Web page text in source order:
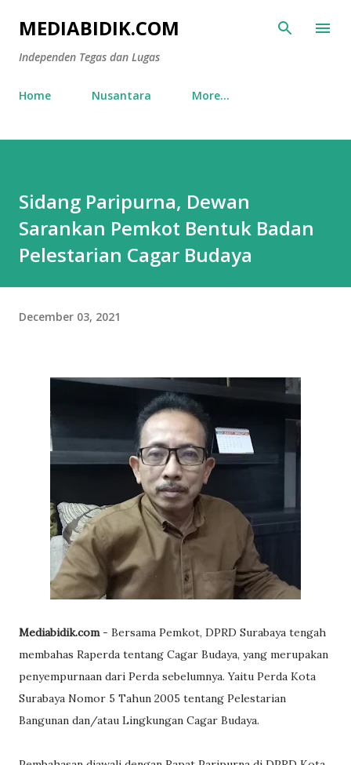
Skip to main content
MEDIABIDIK.COM
Independen Tegas dan Lugas
Home Nusantara More…
Sidang Paripurna, Dewan
Sarankan Pemkot Bentuk Badan
Pelestarian Cagar Budaya
December 03, 2021
Mediabidik.com - Bersama Pemkot, DPRD Surabaya tengah
membahas Raperda tentang Cagar Budaya, yang merupakan
penyempurnaan dari Perda sebelumnya. Yaitu Perda Kota
Surabaya Nomor 5 Tahun 2005 tentang Pelestarian
Bangunan dan/atau Lingkungan Cagar Budaya.